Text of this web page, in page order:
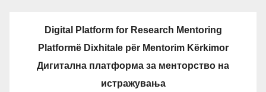
Digital Platform for Research Mentoring
Platformë Dixhitale për Mentorim Kërkimor
Дигитална платформа за менторство на
истражувања